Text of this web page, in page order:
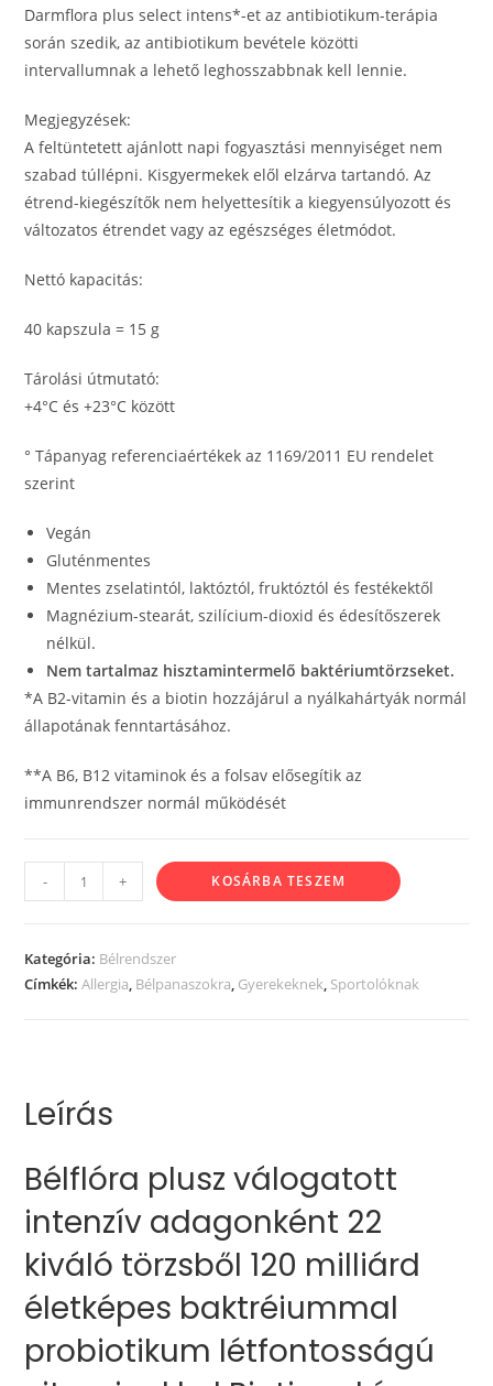
Darmflora plus select intens*-et az antibiotikum-terápia
során szedik, az antibiotikum bevétele közötti
intervallumnak a lehető leghosszabbnak kell lennie.
Megjegyzések:
A feltüntetett ajánlott napi fogyasztási mennyiséget nem
szabad túllépni. Kisgyermekek elől elzárva tartandó. Az
étrend-kiegészítők nem helyettesítik a kiegyensúlyozott és
változatos étrendet vagy az egészséges életmódot.
Nettó kapacitás:
40 kapszula = 15 g
Tárolási útmutató:
+4°C és +23°C között
° Tápanyag referenciaértékek az 1169/2011 EU rendelet
szerint
Vegán
Gluténmentes
Mentes zselatintól, laktóztól, fruktóztól és festékektől
Magnézium-stearát, szilícium-dioxid és édesítőszerek
nélkül.
Nem tartalmaz hisztamintermelő baktériumtörzseket.
*A B2-vitamin és a biotin hozzájárul a nyálkahártyák normál
állapotának fenntartásához.
**A B6, B12 vitaminok és a folsav elősegítik az
immunrendszer normál működését
- + KOSÁRBA TESZEM
Kategória: Bélrendszer
Címkék:Allergia, Bélpanaszokra, Gyerekeknek, Sportolóknak
Leírás
Bélflóra plusz válogatott
intenzív adagonként 22
kiváló törzsből 120 milliárd
életképes baktréiummal
probiotikum létfontosságú